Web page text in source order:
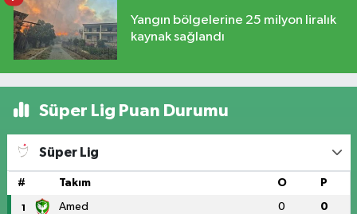
Yangın bölgelerine 25 milyon liralık
kaynak sağlandı
Süper Lig Puan Durumu
Süper Lig
# Takım O P
1 Amed 0 0